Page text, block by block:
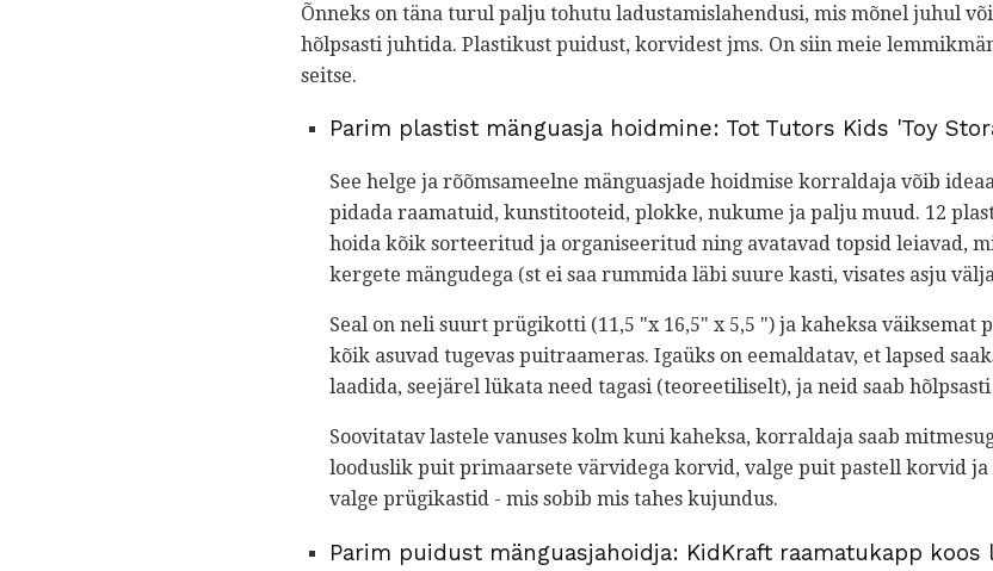
Õnneks on täna turul palju tohutu ladustamislahendusi, mis mõnel juhul
hõlpsasti juhtida. Plastikust puidust, korvidest jms. On siin meie
seitse.
Parim plastist mänguasja hoidmine: Tot Tutors Kids 'Toy
See helge ja rõõmsameelne mänguasjade hoidmise korraldaja võib
pidada raamatuid, kunstitooteid, plokke, nukume ja palju muud. 12
hoida kõik sorteeritud ja organiseeritud ning avatavad topsid leiavad,
kergete mängudega (st ei saa rummida läbi suure kasti, visates asju
Seal on neli suurt prügikotti (11,5 "x 16,5" x 5,5 ") ja kaheksa väiksemat
kõik asuvad tugevas puitraameras. Igaüks on eemaldatav, et lapsed
laadida, seejärel lükata need tagasi (teoreetiliselt), ja neid saab
Soovitatav lastele vanuses kolm kuni kaheksa, korraldaja saab
looduslik puit primaarsete värvidega korvid, valge puit pastell korvid
valge prügikastid - mis sobib mis tahes kujundus.
Parim puidust mänguasjahoidja: KidKraft raamatukapp koos